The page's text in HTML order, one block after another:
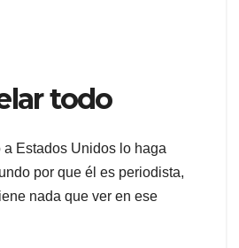
todo
a Estados Unidos lo haga
por que él es periodista,
nada que ver en ese